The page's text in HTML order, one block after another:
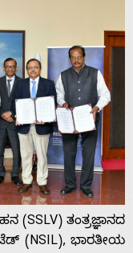
ತಂತ್ರಜ್ಞಾನದ
(NSIL), ಭಾರತೀಯ